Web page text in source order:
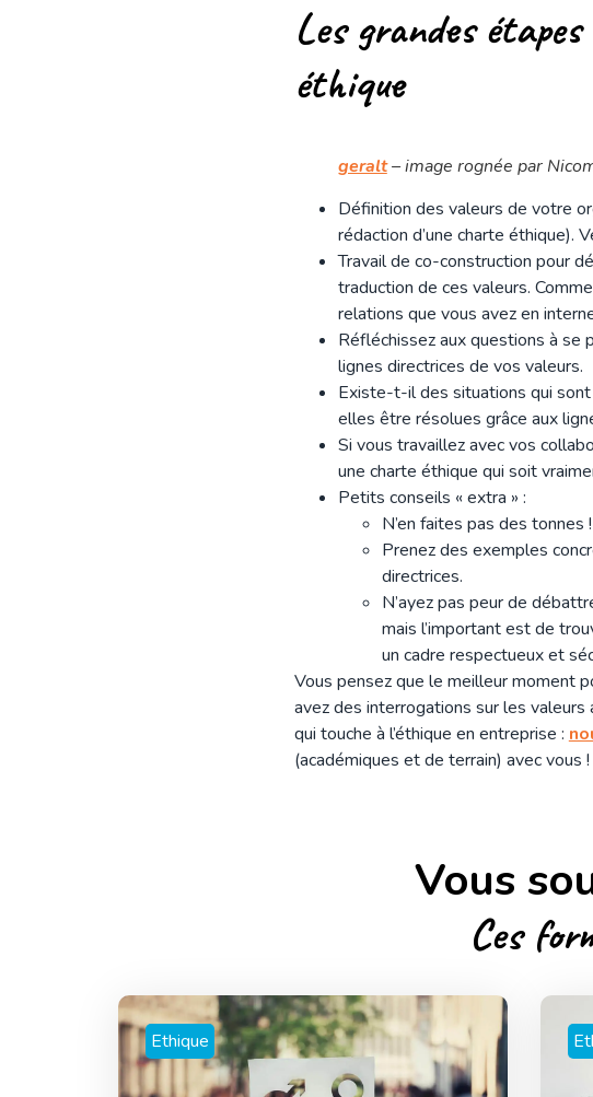
Les grandes
éthique
geralt– image rognée par
Définition des valeurs de votre
rédaction d’une charte éthique).
Travail de co-construction pour
traduction de ces valeurs.
relations que vous avez en
Réfléchissez aux questions à se
lignes directrices de vos valeurs.
Existe-t-il des situations qui
elles être résolues grâce aux
Si vous travaillez avec vos
une charte éthique qui soit
Petits conseils « extra » :
N’en faites pas des tonnes
Prenez des exemples
directrices.
N’ayez pas peur de
mais l’important est de
un cadre respectueux et
Vous pensez que le meilleur moment
avez des interrogations sur les
qui touche à l’éthique en entreprise :
(académiques et de terrain) avec vous !
Vous
Ces
Ethique